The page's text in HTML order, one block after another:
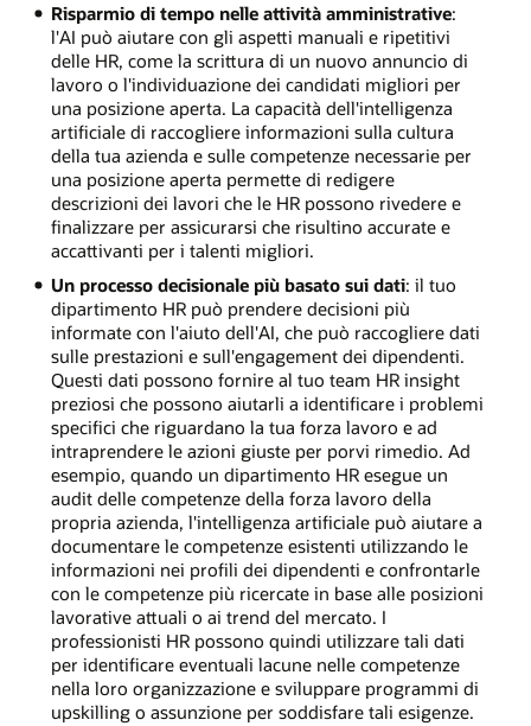
Risparmio di tempo nelle attività amministrative:
l'AI può aiutare con gli aspetti manuali e ripetitivi
delle HR, come la scrittura di un nuovo annuncio di
lavoro o l'individuazione dei candidati migliori per
una posizione aperta. La capacità dell'intelligenza
artificiale di raccogliere informazioni sulla cultura
della tua azienda e sulle competenze necessarie per
una posizione aperta permette di redigere
descrizioni dei lavori che le HR possono rivedere e
finalizzare per assicurarsi che risultino accurate e
accattivanti per i talenti migliori.
Un processo decisionale più basato sui dati: il tuo
dipartimento HR può prendere decisioni più
informate con l'aiuto dell'AI, che può raccogliere dati
sulle prestazioni e sull'engagement dei dipendenti.
Questi dati possono fornire al tuo team HR insight
preziosi che possono aiutarli a identificare i problemi
specifici che riguardano la tua forza lavoro e ad
intraprendere le azioni giuste per porvi rimedio. Ad
esempio, quando un dipartimento HR esegue un
audit delle competenze della forza lavoro della
propria azienda, l'intelligenza artificiale può aiutare a
documentare le competenze esistenti utilizzando le
informazioni nei profili dei dipendenti e confrontarle
con le competenze più ricercate in base alle posizioni
lavorative attuali o ai trend del mercato. I
professionisti HR possono quindi utilizzare tali dati
per identificare eventuali lacune nelle competenze
nella loro organizzazione e sviluppare programmi di
upskilling o assunzione per soddisfare tali esigenze.